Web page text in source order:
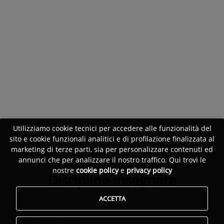
Discipline insegnate
Teoria Musicale
Utilizziamo cookie tecnici per accedere alle funzionalità del
sito e cookie funzionali analitici e di profilazione finalizzata al
marketing di terze parti, sia per personalizzare contenuti ed
annunci che per analizzare il nostro traffico. Qui trovi le
nostre cookie policye privacy policy
ACCETTA